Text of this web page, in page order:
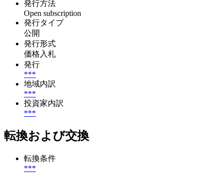
発行方法
Open subscription
発行タイプ
公開
発行形式
価格入札
発行
***
地域内訳
***
投資家内訳
***
転換および交換
転換条件
***